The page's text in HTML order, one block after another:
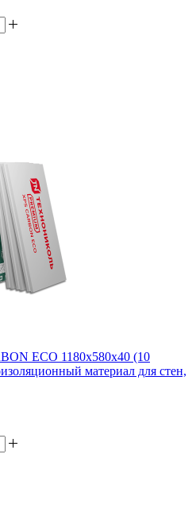
ECO 1180х580х40 (10
материал для стен,